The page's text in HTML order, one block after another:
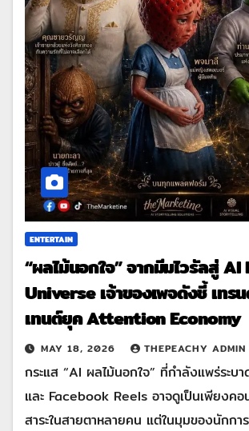
ENTERTAIN
“ผลไม้นอกใจ” จากมีมไวรัลสู่
Universe เจ้าของเพจดังชี้ เทร
เทนต์ยุค Attention Economy
MAY 18, 2026 THEPEACHY ADMIN
กระแส “AI ผลไม้นอกใจ” ที่กำลังแพร่ระบ
และ Facebook Reels อาจดูเป็นเพียงคอ
สาระในสายตาหลายคน แต่ในมุมของนักกา